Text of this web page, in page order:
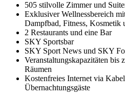
505 stilvolle Zimmer und
Exklusiver Wellnessbereich
Dampfbad, Fitness, Kosmetik
2 Restaurants und eine Bar
SKY Sportsbar
SKY Sport News und SKY
Veranstaltungskapazitäten bis
Räumen
Kostenfreies Internet via
Übernachtungsgäste